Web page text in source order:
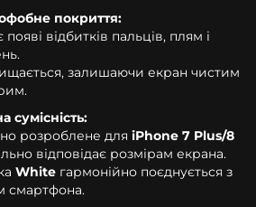
покриття:
появі відбитків пальців, плям і
залишаючи екран чистим
сумісність:
розроблене для iPhone 7 Plus/8
відповідає розмірам екрана.
White гармонійно поєднується з
смартфона.